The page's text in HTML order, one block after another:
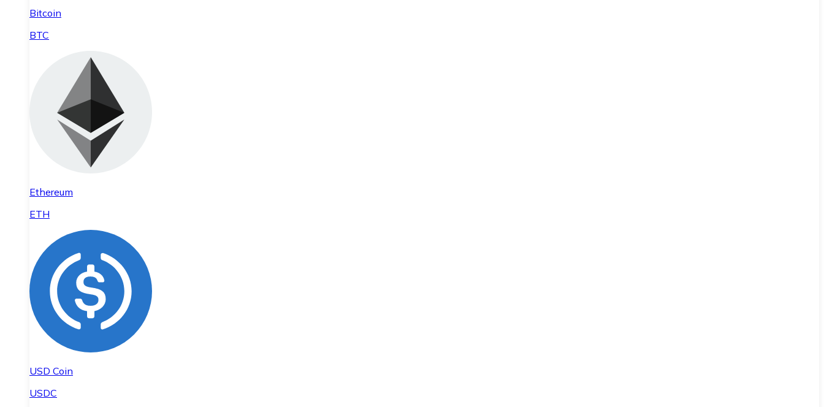
Bitcoin
BTC
Ethereum
ETH
USD Coin
USDC